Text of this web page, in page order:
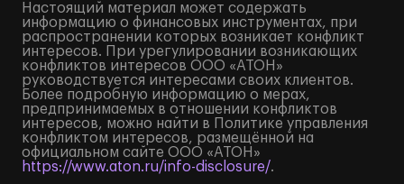
Настоящий материал может содержать
информацию о финансовых инструментах, при
распространении которых возникает конфликт
интересов. При урегулировании возникающих
конфликтов интересов ООО «АТОН»
руководствуется интересами своих клиентов.
Более подробную информацию о мерах,
предпринимаемых в отношении конфликтов
интересов, можно найти в Политике управления
конфликтом интересов, размещённой на
официальном сайте ООО «АТОН»
https://www.aton.ru/info-disclosure/.